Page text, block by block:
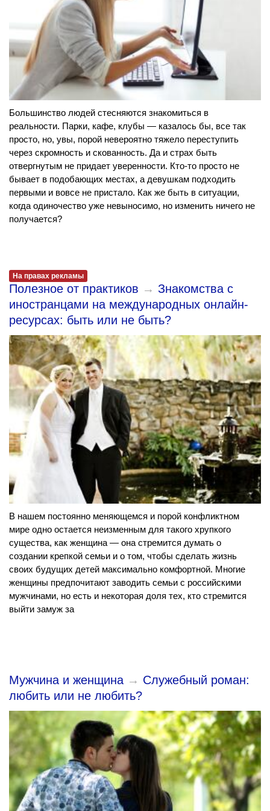
Большинство людей стесняются знакомиться в
реальности. Парки, кафе, клубы — казалось бы, все так
просто, но, увы, порой невероятно тяжело переступить
через скромность и скованность. Да и страх быть
отвергнутым не придает уверенности. Кто-то просто не
бывает в подобающих местах, а девушкам подходить
первыми и вовсе не пристало. Как же быть в ситуации,
когда одиночество уже невыносимо, но изменить ничего не
получается?
На правах рекламы
Полезное от практиков → Знакомства с
иностранцами на международных онлайн-
ресурсах: быть или не быть?
В нашем постоянно меняющемся и порой конфликтном
мире одно остается неизменным для такого хрупкого
существа, как женщина — она стремится думать о
создании крепкой семьи и о том, чтобы сделать жизнь
своих будущих детей максимально комфортной. Многие
женщины предпочитают заводить семьи с российскими
мужчинами, но есть и некоторая доля тех, кто стремится
выйти замуж за
Мужчина и женщина → Служебный роман:
любить или не любить?